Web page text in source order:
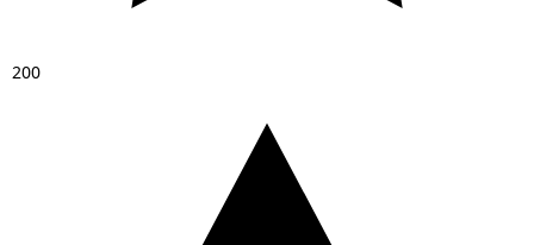
200